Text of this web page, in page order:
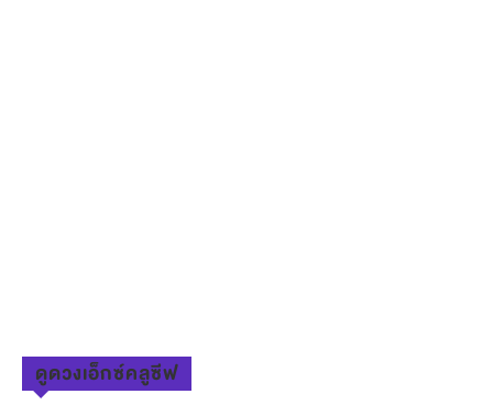
ดูดวงเอ็กซ์คลูซีฟ